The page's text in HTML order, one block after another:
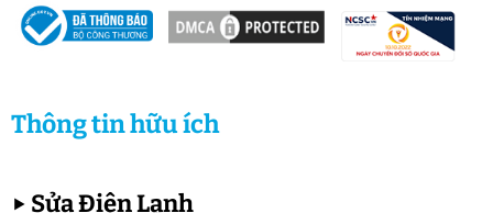
Thông tin hữu ích
▶ Sửa Điện Lạnh